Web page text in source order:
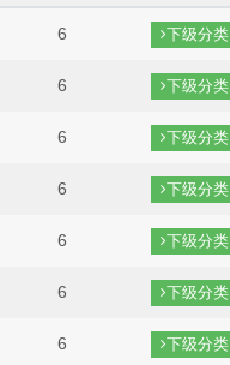
6 下级分类
6 下级分类
6 下级分类
6 下级分类
6 下级分类
6 下级分类
6 下级分类